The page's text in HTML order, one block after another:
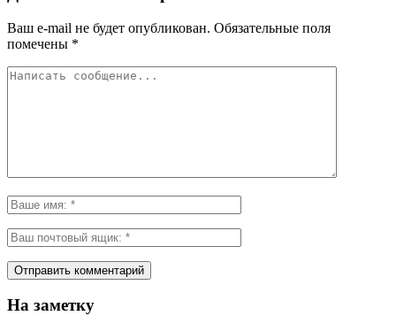
Ваш e-mail не будет опубликован. Обязательные поля
помечены *
На заметку